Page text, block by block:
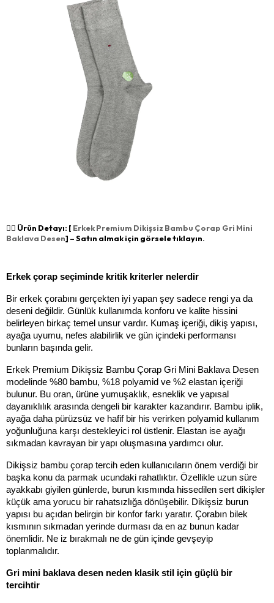
👉🏻 Ürün Detayı: [ Erkek Premium Dikişsiz Bambu Çorap Gri Mini
Baklava Desen] – Satın almak için görsele tıklayın.
Erkek çorap seçiminde kritik kriterler nelerdir
Bir erkek çorabını gerçekten iyi yapan şey sadece rengi ya da
deseni değildir. Günlük kullanımda konforu ve kalite hissini
belirleyen birkaç temel unsur vardır. Kumaş içeriği, dikiş yapısı,
ayağa uyumu, nefes alabilirlik ve gün içindeki performansı
bunların başında gelir.
Erkek Premium Dikişsiz Bambu Çorap Gri Mini Baklava Desen
modelinde %80 bambu, %18 polyamid ve %2 elastan içeriği
bulunur. Bu oran, ürüne yumuşaklık, esneklik ve yapısal
dayanıklılık arasında dengeli bir karakter kazandırır. Bambu iplik,
ayağa daha pürüzsüz ve hafif bir his verirken polyamid kullanım
yoğunluğuna karşı destekleyici rol üstlenir. Elastan ise ayağı
sıkmadan kavrayan bir yapı oluşmasına yardımcı olur.
Dikişsiz bambu çorap tercih eden kullanıcıların önem verdiği bir
başka konu da parmak ucundaki rahatlıktır. Özellikle uzun süre
ayakkabı giyilen günlerde, burun kısmında hissedilen sert dikişler
küçük ama yorucu bir rahatsızlığa dönüşebilir. Dikişsiz burun
yapısı bu açıdan belirgin bir konfor farkı yaratır. Çorabın bilek
kısmının sıkmadan yerinde durması da en az bunun kadar
önemlidir. Ne iz bırakmalı ne de gün içinde gevşeyip
toplanmalıdır.
Gri mini baklava desen neden klasik stil için güçlü bir
tercihtir